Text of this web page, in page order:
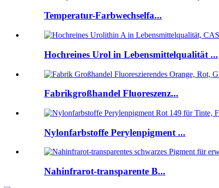
Temperatur-Farbwechselfa...
Hochreines Urol in Lebensmittelqualität ...
Fabrikgroßhandel Fluoreszenz...
Nylonfarbstoffe Perylenpigment ...
Nahinfrarot-transparente B...